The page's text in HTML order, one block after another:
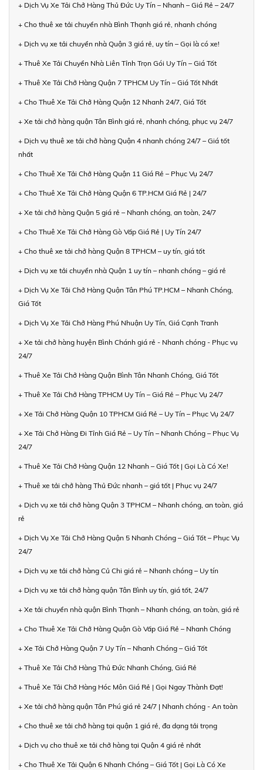
+ Dịch Vụ Xe Tải Chở Hàng Thủ Đức Uy Tín – Nhanh – Giá Rẻ – 24/7
+ Cho thuê xe tải chuyển nhà Bình Thạnh giá rẻ, nhanh chóng
+ Dịch vụ xe tải chuyển nhà Quận 3 giá rẻ, uy tín – Gọi là có xe!
+ Thuê Xe Tải Chuyển Nhà Liên Tỉnh Trọn Gói Uy Tín – Giá Tốt
+ Thuê Xe Tải Chở Hàng Quận 7 TPHCM Uy Tín – Giá Tốt Nhất
+ Cho Thuê Xe Tải Chở Hàng Quận 12 Nhanh 24/7, Giá Tốt
+ Xe tải chở hàng quận Tân Bình giá rẻ, nhanh chóng, phục vụ 24/7
+ Dịch vụ thuê xe tải chở hàng Quận 4 nhanh chóng 24/7 – Giá tốt
nhất
+ Cho Thuê Xe Tải Chở Hàng Quận 11 Giá Rẻ – Phục Vụ 24/7
+ Cho Thuê Xe Tải Chở Hàng Quận 6 TP.HCM Giá Rẻ | 24/7
+ Xe tải chở hàng Quận 5 giá rẻ – Nhanh chóng, an toàn, 24/7
+ Cho Thuê Xe Tải Chở Hàng Gò Vấp Giá Rẻ | Uy Tín 24/7
+ Cho thuê xe tải chở hàng Quận 8 TPHCM – uy tín, giá tốt
+ Dịch vụ xe tải chuyển nhà Quận 1 uy tín – nhanh chóng – giá rẻ
+ Dịch Vụ Xe Tải Chở Hàng Quận Tân Phú TP.HCM – Nhanh Chóng,
Giá Tốt
+ Dịch Vụ Xe Tải Chở Hàng Phú Nhuận Uy Tín, Giá Cạnh Tranh
+ Xe tải chở hàng huyện Bình Chánh giá rẻ - Nhanh chóng - Phục vụ
24/7
+ Thuê Xe Tải Chở Hàng Quận Bình Tân Nhanh Chóng, Giá Tốt
+ Thuê Xe Tải Chở Hàng TPHCM Uy Tín – Giá Rẻ – Phục Vụ 24/7
+ Xe Tải Chở Hàng Quận 10 TPHCM Giá Rẻ – Uy Tín – Phục Vụ 24/7
+ Xe Tải Chở Hàng Đi Tỉnh Giá Rẻ – Uy Tín – Nhanh Chóng – Phục Vụ
24/7
+ Thuê Xe Tải Chở Hàng Quận 12 Nhanh – Giá Tốt | Gọi Là Có Xe!
+ Thuê xe tải chở hàng Thủ Đức nhanh – giá tốt | Phục vụ 24/7
+ Dịch vụ xe tải chở hàng Quận 3 TPHCM – Nhanh chóng, an toàn, giá
rẻ
+ Dịch Vụ Xe Tải Chở Hàng Quận 5 Nhanh Chóng – Giá Tốt – Phục Vụ
24/7
+ Dịch vụ xe tải chở hàng Củ Chi giá rẻ – Nhanh chóng – Uy tín
+ Dịch vụ xe tải chở hàng quận Tân Bình uy tín, giá tốt, 24/7
+ Xe tải chuyển nhà quận Bình Thạnh – Nhanh chóng, an toàn, giá rẻ
+ Cho Thuê Xe Tải Chở Hàng Quận Gò Vấp Giá Rẻ – Nhanh Chóng
+ Xe Tải Chở Hàng Quận 7 Uy Tín – Nhanh Chóng – Giá Tốt
+ Thuê Xe Tải Chở Hàng Thủ Đức Nhanh Chóng, Giá Rẻ
+ Thuê Xe Tải Chở Hàng Hóc Môn Giá Rẻ | Gọi Ngay Thành Đạt!
+ Xe tải chở hàng quận Tân Phú giá rẻ 24/7 | Nhanh chóng - An toàn
+ Cho thuê xe tải chở hàng tại quận 1 giá rẻ, đa dạng tải trọng
+ Dịch vụ cho thuê xe tải chở hàng tại Quận 4 giá rẻ nhất
+ Cho Thuê Xe Tải Quận 6 Nhanh Chóng – Giá Tốt | Gọi Là Có Xe